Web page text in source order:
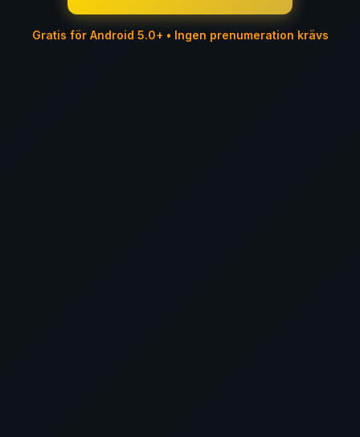
Gratis för Android 5.0+ • Ingen prenumeration krävs